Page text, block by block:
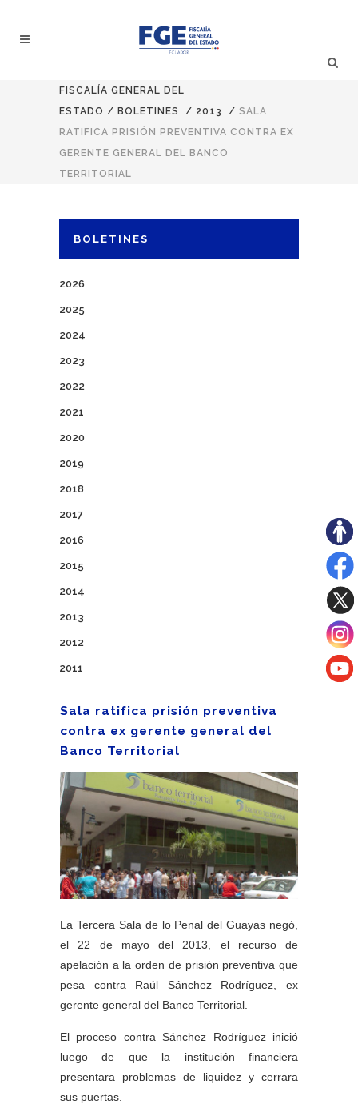
FISCALÍA GENERAL DEL
ESTADO / BOLETINES / 2013 / SALA
RATIFICA PRISIÓN PREVENTIVA CONTRA EX
GERENTE GENERAL DEL BANCO
TERRITORIAL
BOLETINES
2026
2025
2024
2023
2022
2021
2020
2019
2018
2017
2016
2015
2014
2013
2012
2011
Sala ratifica prisión preventiva
contra ex gerente general del
Banco Territorial
La Tercera Sala de lo Penal del Guayas negó,
el 22 de mayo del 2013, el recurso de
apelación a la orden de prisión preventiva que
pesa contra Raúl Sánchez Rodríguez, ex
gerente general del Banco Territorial.
El proceso contra Sánchez Rodríguez inició
luego de que la institución financiera
presentara problemas de liquidez y cerrara
sus puertas.